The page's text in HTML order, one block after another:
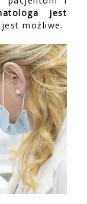
jest
możliwe.